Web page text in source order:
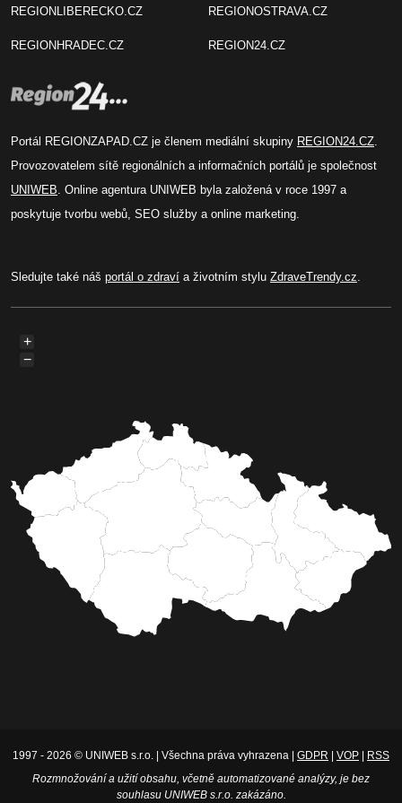
REGIONLIBERECKO.CZ
REGIONHRADEC.CZ
REGIONOSTRAVA.CZ
REGION24.CZ
Portál REGIONZAPAD.CZ je členem mediální skupiny REGION24.CZ.
Provozovatelem sítě regionálních a informačních portálů je společnost
UNIWEB. Online agentura UNIWEB byla založená v roce 1997 a
poskytuje tvorbu webů, SEO služby a online marketing.
Sledujte také náš portál o zdraví a životním stylu ZdraveTrendy.cz.
+
−
1997 - 2026 © UNIWEB s.r.o. | Všechna práva vyhrazena | GDPR VOP
RSS
Rozmnožování a užití obsahu, včetně automatizované analýzy, je bez
souhlasu UNIWEB s.r.o. zakázáno.